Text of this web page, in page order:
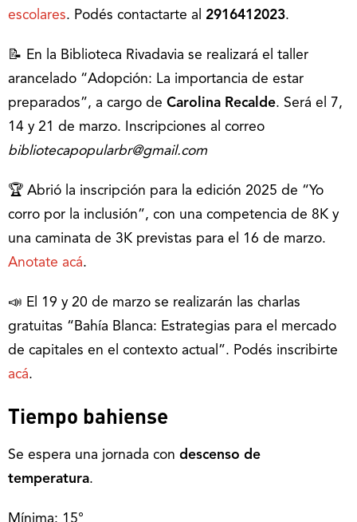
escolares. Podés contactarte al 2916412023.
📝 En la Biblioteca Rivadavia se realizará el taller
arancelado “Adopción: La importancia de estar
preparados”, a cargo de Carolina Recalde. Será el 7,
14 y 21 de marzo. Inscripciones al correo
bibliotecapopularbr@gmail.com
🏆 Abrió la inscripción para la edición 2025 de “Yo
corro por la inclusión”, con una competencia de 8K y
una caminata de 3K previstas para el 16 de marzo.
Anotate acá.
📣 El 19 y 20 de marzo se realizarán las charlas
gratuitas “Bahía Blanca: Estrategias para el mercado
de capitales en el contexto actual”. Podés inscribirte
acá.
Tiempo bahiense
Se espera una jornada con descenso de
temperatura.